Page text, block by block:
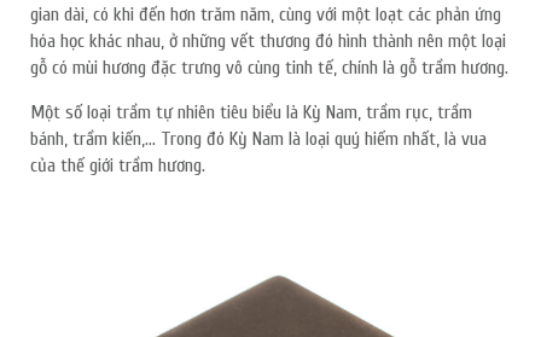
gian dài, có khi đến hơn trăm năm, cùng với một loạt các phản ứng
hóa học khác nhau, ở những vết thương đó hình thành nên một loại
gỗ có mùi hương đặc trưng vô cùng tinh tế, chính là gỗ trầm hương.
Một số loại trầm tự nhiên tiêu biểu là Kỳ Nam, trầm rục, trầm
bánh, trầm kiến,… Trong đó Kỳ Nam là loại quý hiếm nhất, là vua
của thế giới trầm hương.